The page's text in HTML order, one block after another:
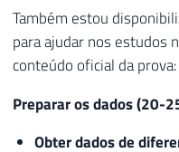
Também estou
para ajudar nos estudos
conteúdo oficial da prova:
Preparar os dados (20-
Obter dados de